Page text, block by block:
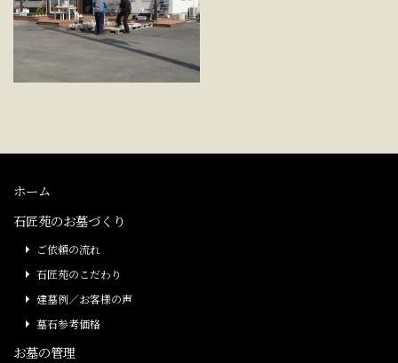
ホーム
石匠苑のお墓づくり
ご依頼の流れ
石匠苑のこだわり
建墓例／お客様の声
墓石参考価格
お墓の管理